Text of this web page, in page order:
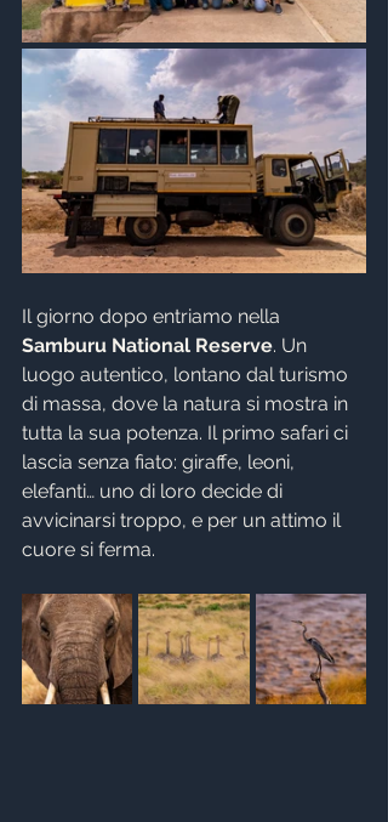
Il giorno dopo entriamo nella
Samburu National Reserve. Un
luogo autentico, lontano dal turismo
di massa, dove la natura si mostra in
tutta la sua potenza. Il primo safari ci
lascia senza fiato: giraffe, leoni,
elefanti… uno di loro decide di
avvicinarsi troppo, e per un attimo il
cuore si ferma.